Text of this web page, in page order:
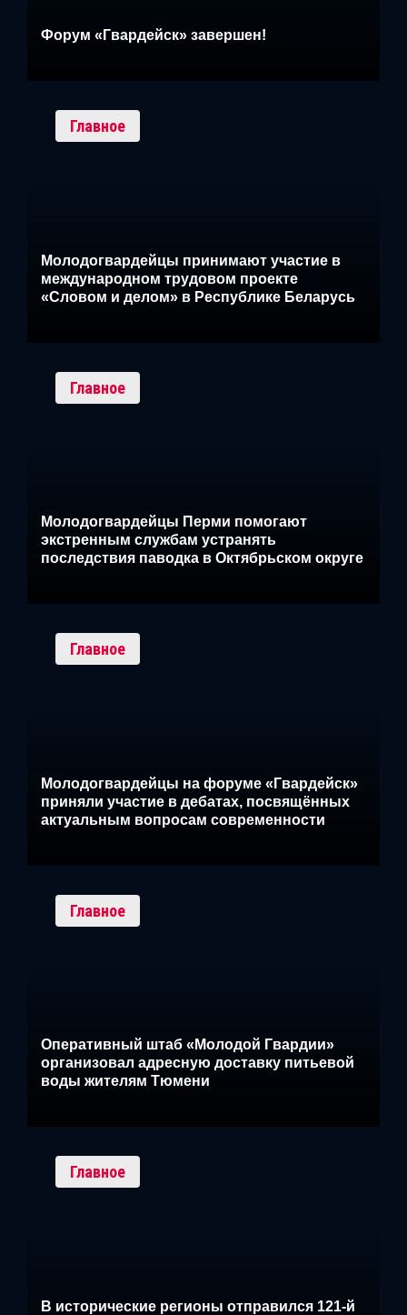
Форум «Гвардейск» завершен!
Главное
Молодогвардейцы принимают участие в
международном трудовом проекте
«Словом и делом» в Республике Беларусь
Главное
Молодогвардейцы Перми помогают
экстренным службам устранять
последствия паводка в Октябрьском округе
Главное
Молодогвардейцы на форуме «Гвардейск»
приняли участие в дебатах, посвящённых
актуальным вопросам современности
Главное
Оперативный штаб «Молодой Гвардии»
организовал адресную доставку питьевой
воды жителям Тюмени
Главное
В исторические регионы отправился 121-й